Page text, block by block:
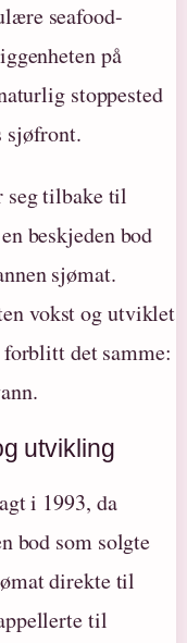
seafood-
på
stoppested
sjøfront.
seg tilbake til
beskjeden bod
sjømat.
vokst og utviklet
det samme:
utvikling
i 1993, da
bod som solgte
direkte til
til